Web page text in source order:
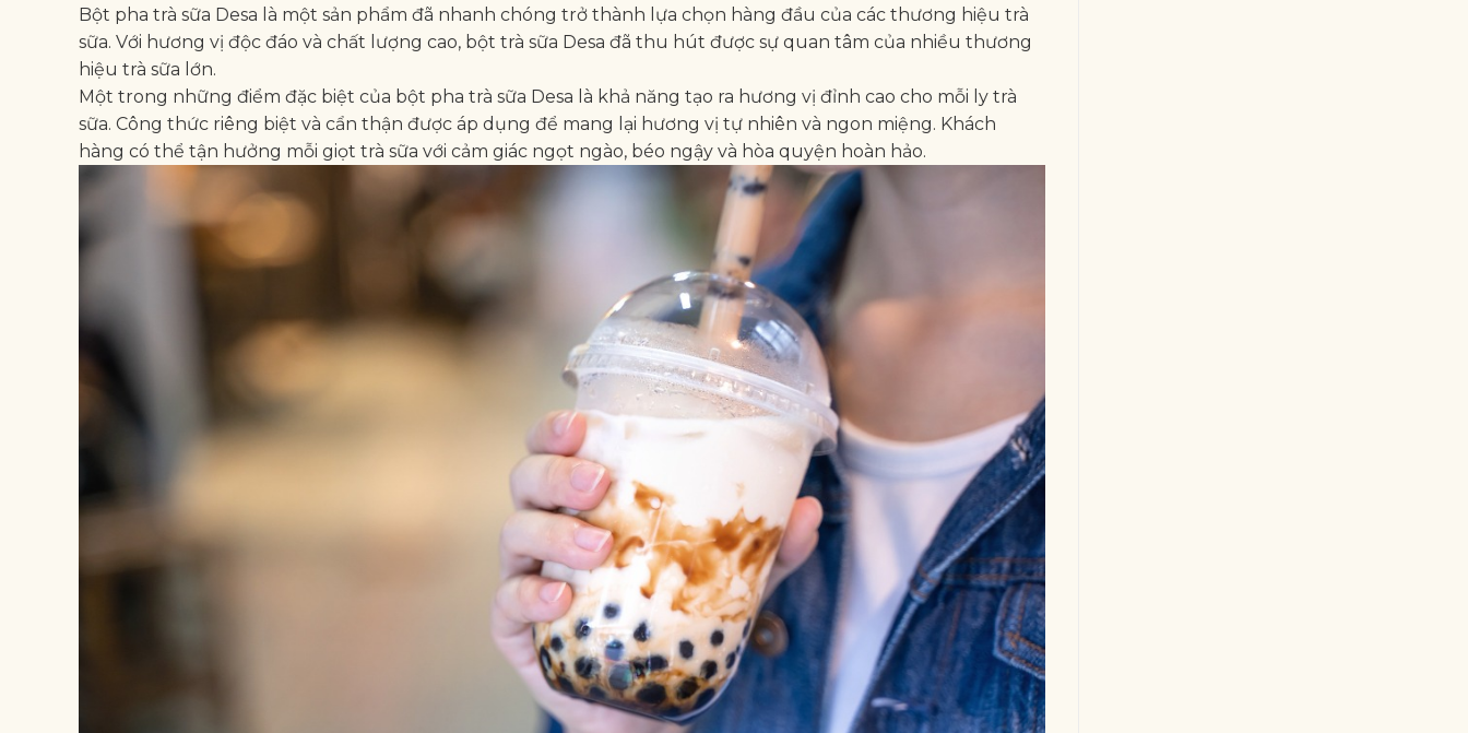
Bột pha trà sữa Desa là một sản phẩm đã nhanh chóng trở thành lựa chọn hàng đầu của các thương hiệu trà
sữa. Với hương vị độc đáo và chất lượng cao, bột trà sữa Desa đã thu hút được sự quan tâm của nhiều thương
hiệu trà sữa lớn.
Một trong những điểm đặc biệt của bột pha trà sữa Desa là khả năng tạo ra hương vị đỉnh cao cho mỗi ly trà
sữa. Công thức riêng biệt và cẩn thận được áp dụng để mang lại hương vị tự nhiên và ngon miệng. Khách
hàng có thể tận hưởng mỗi giọt trà sữa với cảm giác ngọt ngào, béo ngậy và hòa quyện hoàn hảo.